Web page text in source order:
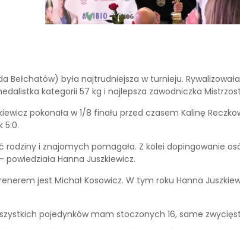
Bełchatów) była najtrudniejsza w turnieju.
kategorii 57 kg i najlepsza zawodniczka
pokonała w 1/8 finału przed czasem Kalinę
5:0.
i znajomych pomagała. Z kolei dopingowanie
Hanna Juszkiewicz.
jest Michał Kosowicz. W tym roku Hanna
pojedynków mam stoczonych 16, same